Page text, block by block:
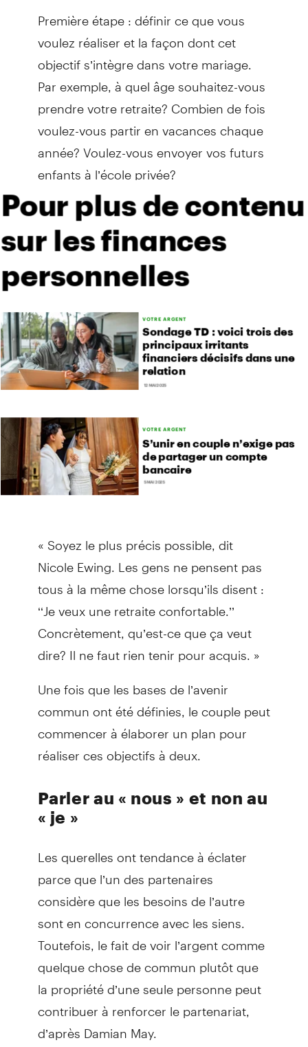
Première étape : définir ce que vous
voulez réaliser et la façon dont cet
objectif s’intègre dans votre mariage.
Par exemple, à quel âge souhaitez-vous
prendre votre retraite? Combien de fois
voulez-vous partir en vacances chaque
année? Voulez-vous envoyer vos futurs
enfants à l’école privée?
« Soyez le plus précis possible, dit
Nicole Ewing. Les gens ne pensent pas
tous à la même chose lorsqu’ils disent :
‘‘Je veux une retraite confortable.’’
Concrètement, qu’est-ce que ça veut
dire? Il ne faut rien tenir pour acquis. »
Une fois que les bases de l’avenir
commun ont été définies, le couple peut
commencer à élaborer un plan pour
réaliser ces objectifs à deux.
Parler au « nous » et non au
« je »
Les querelles ont tendance à éclater
parce que l’un des partenaires
considère que les besoins de l’autre
sont en concurrence avec les siens.
Toutefois, le fait de voir l’argent comme
quelque chose de commun plutôt que
la propriété d’une seule personne peut
contribuer à renforcer le partenariat,
d’après Damian May.